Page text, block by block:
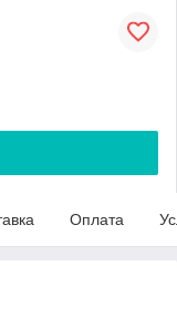
Оплата